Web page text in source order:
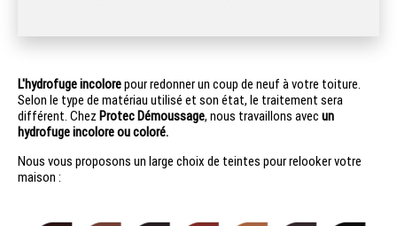
L'hydrofuge incolorepour redonner un coup de neuf à votre toiture.
Selon le type de matériau utilisé et son état, le traitement sera
différent. Chez Protec Démoussage, nous travaillons avec un
hydrofuge incolore ou coloré.
Nous vous proposons un large choix de teintes pour relooker votre
maison :